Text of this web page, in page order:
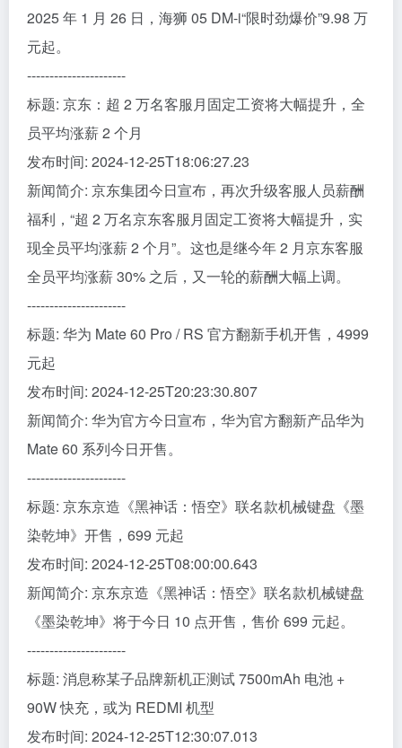
2025 年 1 月 26 日，海狮 05 DM-i“限时劲爆价”9.98 万
元起。
----------------------
标题: 京东：超 2 万名客服月固定工资将大幅提升，全
员平均涨薪 2 个月
发布时间: 2024-12-25T18:06:27.23
新闻简介: 京东集团今日宣布，再次升级客服人员薪酬
福利，“超 2 万名京东客服月固定工资将大幅提升，实
现全员平均涨薪 2 个月”。这也是继今年 2 月京东客服
全员平均涨薪 30% 之后，又一轮的薪酬大幅上调。
----------------------
标题: 华为 Mate 60 Pro / RS 官方翻新手机开售，4999
元起
发布时间: 2024-12-25T20:23:30.807
新闻简介: 华为官方今日宣布，华为官方翻新产品华为
Mate 60 系列今日开售。
----------------------
标题: 京东京造《黑神话：悟空》联名款机械键盘《墨
染乾坤》开售，699 元起
发布时间: 2024-12-25T08:00:00.643
新闻简介: 京东京造《黑神话：悟空》联名款机械键盘
《墨染乾坤》将于今日 10 点开售，售价 699 元起。
----------------------
标题: 消息称某子品牌新机正测试 7500mAh 电池 +
90W 快充，或为 REDMI 机型
发布时间: 2024-12-25T12:30:07.013